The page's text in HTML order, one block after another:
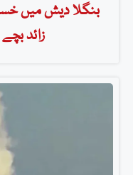
زائد